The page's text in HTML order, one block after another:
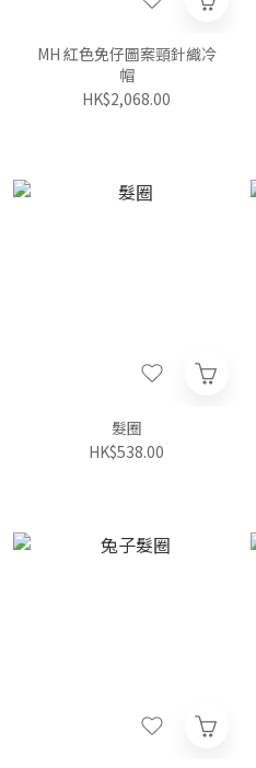
MH 紅色免仔圖案頸針織冷
帽
HK$2,068.00
髮圈
HK$538.00